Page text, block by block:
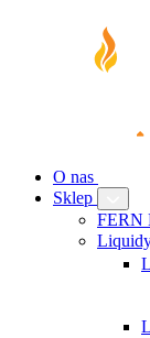
O nas
Sklep
FERN